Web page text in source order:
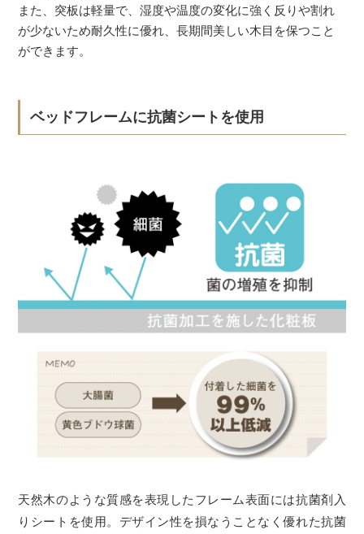
また、突板は軽量で、湿度や温度の変化に強く反りや割れ
が少ないため耐久性に優れ、長期間美しい木目を保つこと
ができます。
ベッドフレームに抗菌シートを使用
天然木のような質感を表現したフレーム表面には抗菌剤入
りシートを使用。デザイン性を損なうことなく優れた抗菌